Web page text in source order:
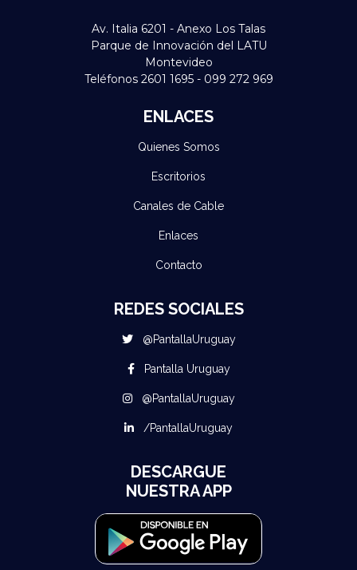
Av. Italia 6201 - Anexo Los Talas
Parque de Innovación del LATU
Montevideo
Teléfonos 2601 1695 - 099 272 969
ENLACES
Quienes Somos
Escritorios
Canales de Cable
Enlaces
Contacto
REDES SOCIALES
@PantallaUruguay
Pantalla Uruguay
@PantallaUruguay
/PantallaUruguay
DESCARGUE
NUESTRA APP